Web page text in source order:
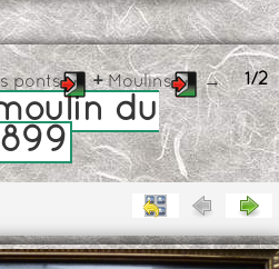
1/2
ponts +Moulins →
du